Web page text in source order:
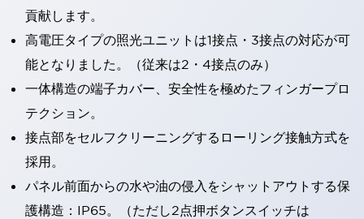
貢献します。
高電圧タイプの照光ユニットは1接点・3接点の対応が可
能となりました。（従来は2・4接点のみ）
一体構造の端子カバー、安全性を極めたフィンガープロ
テクション。
接点部をセルフクリーニングするローリング接触方式を
採用。
パネル前面からの水や油の侵入をシャットアウトする保
護構造：IP65。（ただし2点押ボタンスイッチは